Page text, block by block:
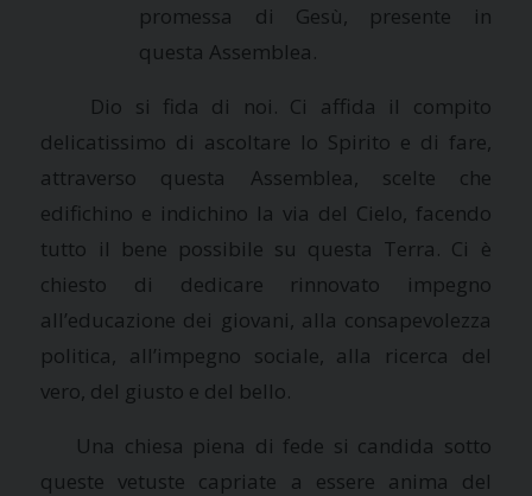
promessa di Gesù, presente in
questa Assemblea.
Dio si fida di noi. Ci affida il compito
delicatissimo di ascoltare lo Spirito e di fare,
attraverso questa Assemblea, scelte che
edifichino e indichino la via del Cielo, facendo
tutto il bene possibile su questa Terra. Ci è
chiesto di dedicare rinnovato impegno
all’educazione dei giovani, alla consapevolezza
politica, all’impegno sociale, alla ricerca del
vero, del giusto e del bello.
Una chiesa piena di fede si candida sotto
queste vetuste capriate a essere anima del